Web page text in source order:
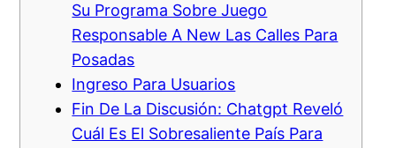
Su Programa Sobre Juego
Responsable A New Las Calles Para
Posadas
Ingreso Para Usuarios
Fin De La Discusión: Chatgpt Reveló
Cuál Es El Sobresaliente País Para